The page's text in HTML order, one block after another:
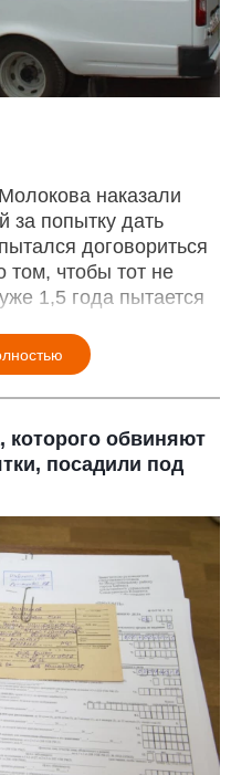
наказали
за попытку дать
договориться
том, чтобы тот не
1,5 года пытается
которого обвиняют
посадили под